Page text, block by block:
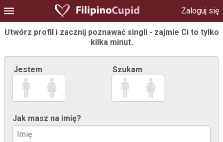
Zaloguj się
Utwórz profil i zacznij poznawać singli - zajmie Ci to tylko
kilka minut.
Jestem Szukam
Jak masz na imię?